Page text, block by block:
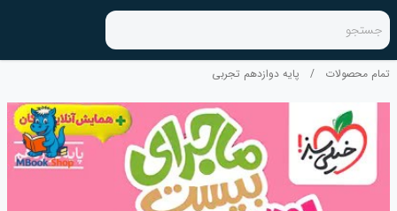
جستجو
تمام محصولات / پایه دوازدهم تجربی